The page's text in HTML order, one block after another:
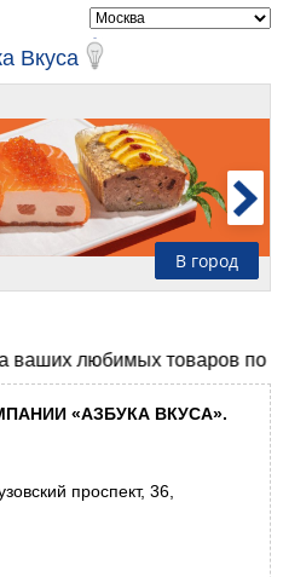
Вкуса
В город
любимых товаров по
«АЗБУКА ВКУСА».
проспект, 36,